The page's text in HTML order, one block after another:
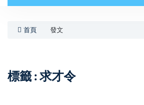
首頁 發文
標籤 : 求才令